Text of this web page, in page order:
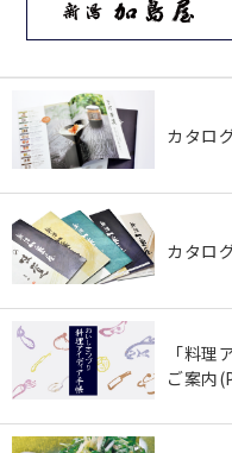
カタロ
カタロ
「料理
ご案内